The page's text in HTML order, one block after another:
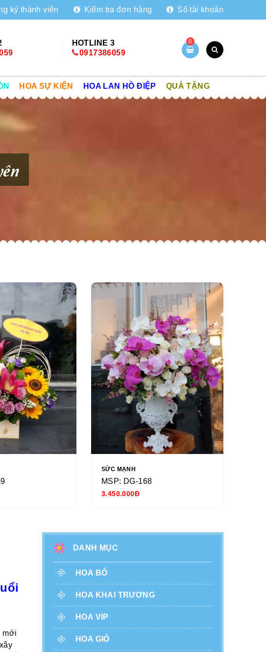
ký thành viên Kiểm tra đơn hàng Số tài khoản
HOTLINE 3
0917386059
0
HOA SỰ KIỆN HOA LAN HỒ ĐIỆP QUÀ TẶNG
SỨC MẠNH
MSP: DG-168
3.450.000Đ
mới
DANH MỤC
HOA BÓ
HOA KHAI TRƯƠNG
HOA VIP
HOA GIỎ